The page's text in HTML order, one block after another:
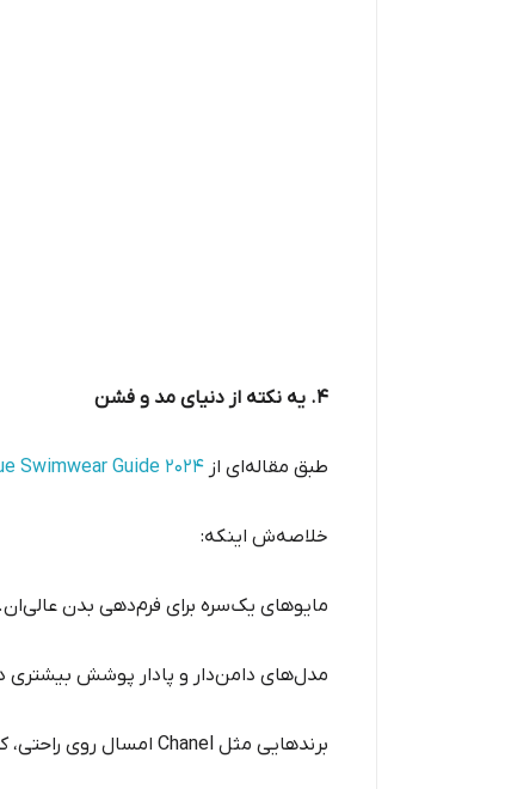
۴. یه نکته از دنیای مد و فشن
طبق مقاله‌ای از
خلاصه‌ش اینکه:
مایوهای یک‌سره برای فرم‌دهی بدن عالی‌ان.
مدل‌های دامن‌دار و پادار پوشش
برندهایی مثل Chanel امسال روی راحتی، کیفیت پارچه و تناسب با بدن تمرکز کردن، مخصوصاً برای مدل‌هایی با بند قابل تنظیم یا پارچه‌ی کشی.